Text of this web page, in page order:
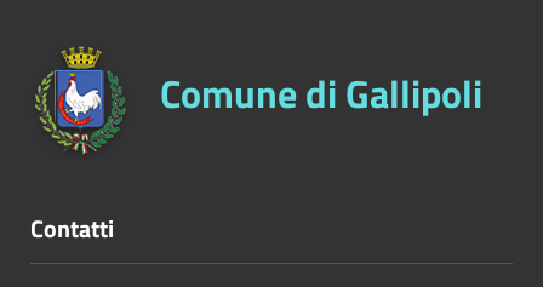
Comune di Gallipoli
Contatti